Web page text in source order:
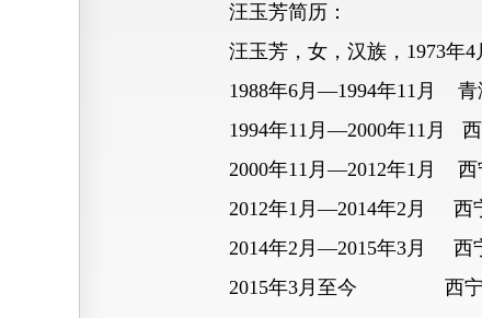
汪玉芳简历：
汪玉芳，女，汉族，1973年4
1988年6月—1994年11月 青
1994年11月—2000年11月 西
2000年11月—2012年1月 西宁
2012年1月—2014年2月 西宁
2014年2月—2015年3月 西宁
2015年3月至今 西宁市公